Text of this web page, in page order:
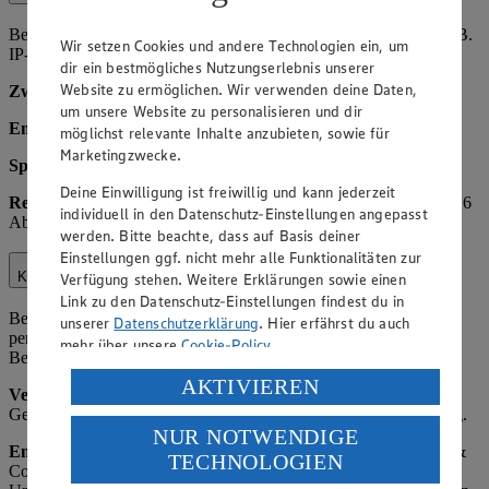
Beim Besuch unserer Website verarbeiten wir Nutzungsdaten (z. B.
IP-Adresse, Browsertyp, Seitenaufrufe).
Zweck:Bereitstellung und Optimierung der Website.
Empfänger: Hosting-Dienstleister, ggf. Webanalyseanbieter.
Speicherdauer:Max. 14 Monate.
Rechtsgrundlage:Art. 6 Abs. 1 lit. f) DSGVO; bei Cookies Art. 6
Abs. 1 lit. a) DSGVO.
Kundenhotline
Bei Anrufen über unsere Kundenhotline verarbeiten wir
personenbezogene Daten zur Bearbeitung von Anfragen,
Beschwerden oder Rückmeldungen.
Verarbeitete Daten:
Telefonnummer, ggf. Name, Anliegen,
Gesprächsnotizen. Zweck: Kundenservice und Qualitätssicherung.
Empfänger
: Interne Mitarbeiter, ggf. EDEKA Zentrale Stiftung &
Co. KG (EDEKA Kundenservice), ggf. andere betroffene
Wir setzen Cookies und andere Technologien ein, um
dir ein bestmögliches Nutzungserlebnis unserer
Website zu ermöglichen. Wir verwenden deine Daten,
um unsere Website zu personalisieren und dir
möglichst relevante Inhalte anzubieten, sowie für
Marketingzwecke.
Deine Einwilligung ist freiwillig und kann jederzeit
individuell in den Datenschutz-Einstellungen angepasst
werden. Bitte beachte, dass auf Basis deiner
Einstellungen ggf. nicht mehr alle Funktionalitäten zur
Verfügung stehen. Weitere Erklärungen sowie einen
Link zu den Datenschutz-Einstellungen findest du in
unserer Datenschutzerklärung. Hier erfährst du auch
mehr über unsereCookie-Policy.
Verarbeitung deiner personenbezogenen Daten in den
USA durch Facebook und YouTube:
Wenn du auf „Aktivieren“ klickst, willigst du im Sinne
des Art. 49 Abs. 1 Satz 1 lit. a) DSGVO ein, dass deine
Daten in den USA verarbeitet werden. Der EuGH sieht
AKTIVIEREN
NUR NOTWENDIGE
TECHNOLOGIEN